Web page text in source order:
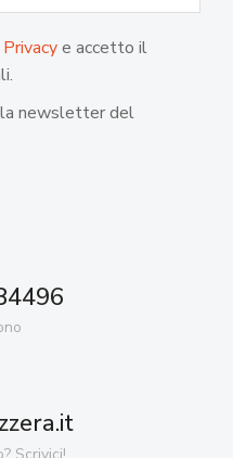
e accetto il
newsletter del